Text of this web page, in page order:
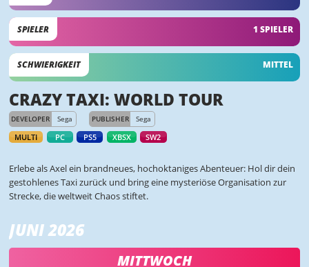
SPIELER 1 SPIELER
SCHWIERIGKEIT MITTEL
CRAZY TAXI: WORLD TOUR
DEVELOPER Sega PUBLISHER Sega
MULTI PC PS5 XBSX SW2
Erlebe als Axel ein brandneues, hochoktaniges Abenteuer: Hol dir dein
gestohlenes Taxi zurück und bring eine mysteriöse Organisation zur
Strecke, die weltweit Chaos stiftet.
JUNI 2026
MITTWOCH